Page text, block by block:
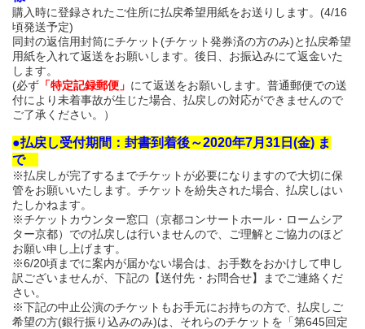
購入時に登録されたご住所に払戻希望用紙をお送りします。(4/16
頃発送予定)
同封の返信用封筒にチケット (チケット発券済の方のみ)と払戻希望
用紙を入れて返送をお願いします。後日、お振込みにて返金いた
します。
(必ず 「特定記録郵便」 にて返送をお願いします。普通郵便での送
付により未着事故が生じた場合、払戻しの対応ができませんので
ご了承ください。）
●払戻し受付期間：封書到着後～2020年7月31日(金) ま
で
※払戻しが完了するまでチケットが必要になりますので大切に保
管をお願いいたします。チケットを紛失された場合、払戻しはい
たしかねます。
※チケットカウンター窓口（京都コンサートホール・ロームシア
ター京都）での払戻しは行いませんので、ご理解とご協力のほど
お願い申し上げます。
※6/20頃までに案内が届かない場合は、お手数をおかけして申し
訳ございませんが、下記の【送付先・お問合せ】までご連絡くだ
さい。
※下記の中止公演のチケットもお手元にお持ちの方で、払戻しご
希望の方(銀行振り込みのみ)は、それらのチケットを「第645回定